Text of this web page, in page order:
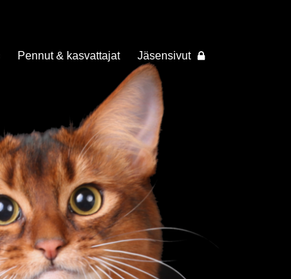
Pennut & kasvattajat Jäsensivut